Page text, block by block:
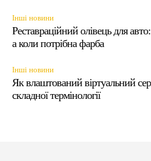
Інші новини
Реставраційний олівець для
а коли потрібна фарба
Інші новини
Як влаштований віртуальний
складної термінології